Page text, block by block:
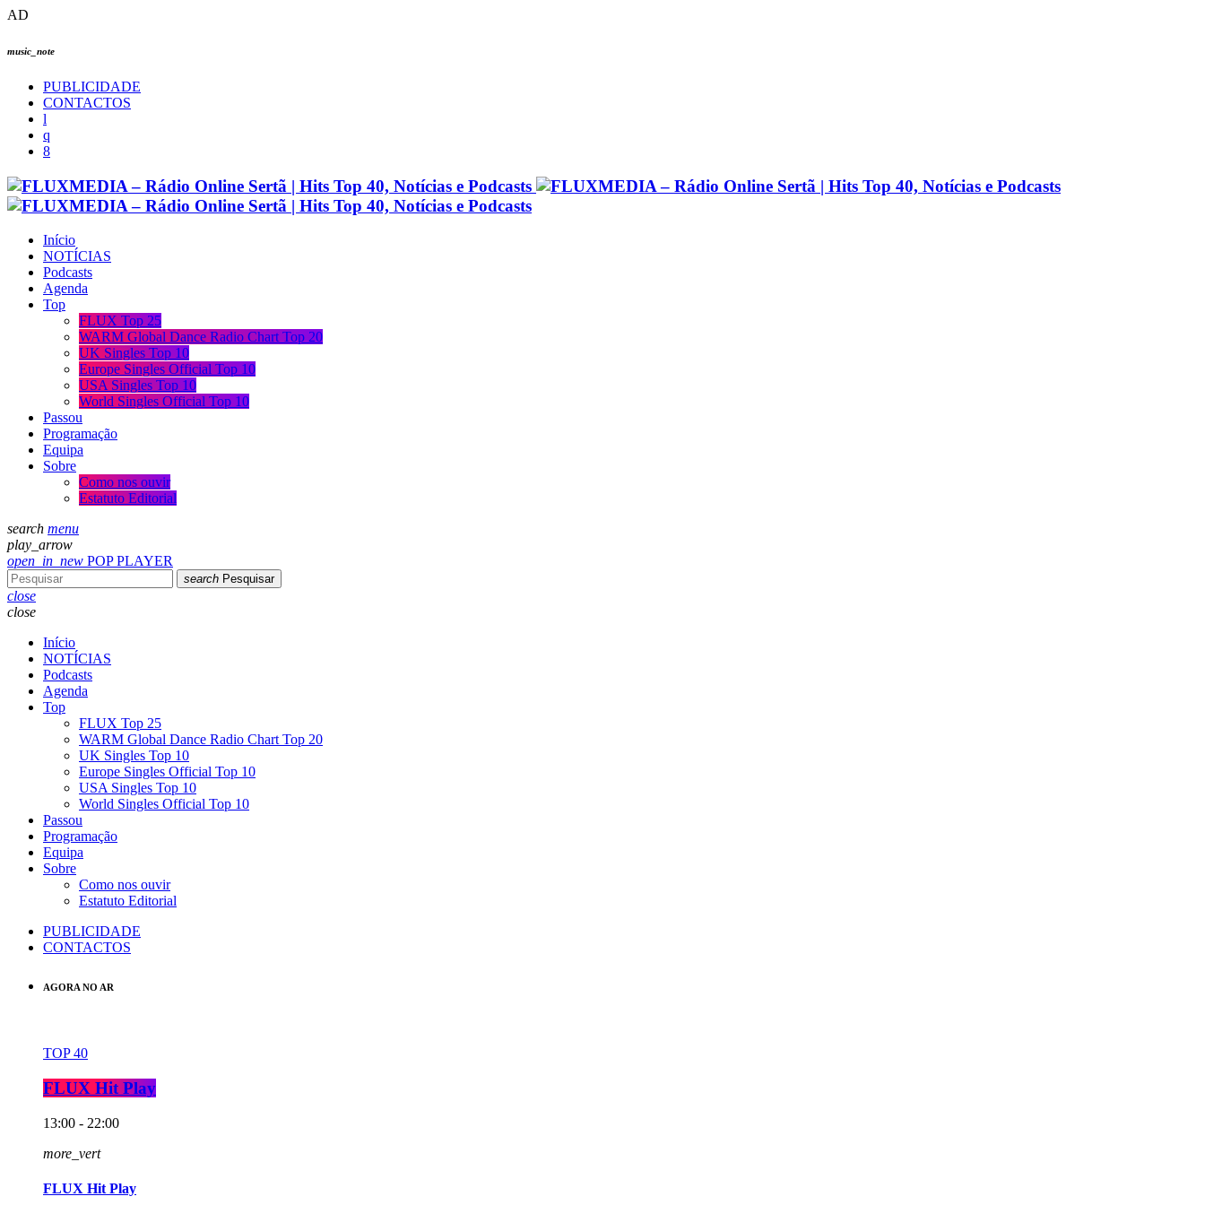
AD
music_note
PUBLICIDADE
CONTACTOS
Início
NOTÍCIAS
Podcasts
Agenda
Top
FLUX Top 25
WARM Global Dance Radio Chart Top 20
UK Singles Top 10
Europe Singles Official Top 10
USA Singles Top 10
World Singles Official Top 10
Passou
Programação
Equipa
Sobre
Como nos ouvir
Estatuto Editorial
search menu
play_arrow
open_in_new POP PLAYER
search Pesquisar
close
close
Início
NOTÍCIAS
Podcasts
Agenda
Top
FLUX Top 25
WARM Global Dance Radio Chart Top 20
UK Singles Top 10
Europe Singles Official Top 10
USA Singles Top 10
World Singles Official Top 10
Passou
Programação
Equipa
Sobre
Como nos ouvir
Estatuto Editorial
PUBLICIDADE
CONTACTOS
AGORA NO AR
TOP 40
FLUX Hit Play
13:00 - 22:00
more_vert
FLUX Hit Play